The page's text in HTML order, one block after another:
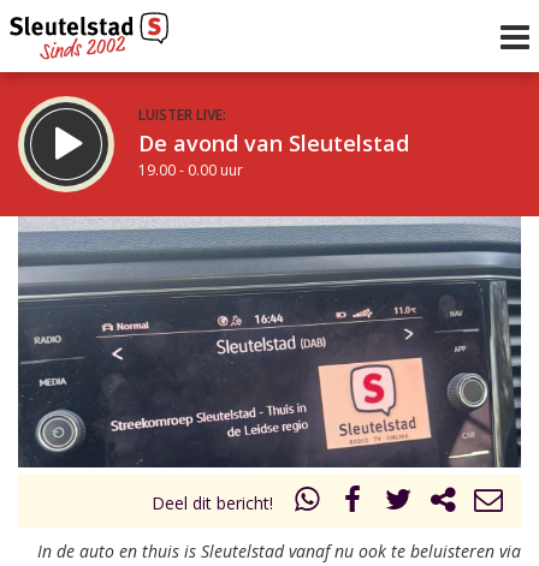
LUISTER LIVE:
De avond van Sleutelstad
19.00 - 0.00 uur
STRAKS:
De nacht van Sleutelstad
0.00 - 6.00 uur
Vorig uur
uur 1 van 0 Volgend uur
Deel dit bericht!
In de auto en thuis is Sleutelstad vanaf nu ook te beluisteren via